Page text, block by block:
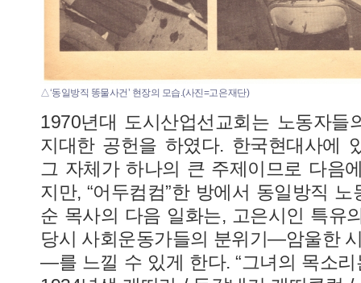
△‘동일방직 똥물사건’ 현장의 모습.(사진=고은재단)
1970년대 도시산업선교회는 노동자들
지대한 공헌을 하였다. 한국현대사에
그 자체가 하나의 큰 주제이므로 다음
지만, “어두컴컴”한 방에서 동일방직
순 목사의 다음 일화는, 고은시인 특유
당시 사회운동가들의 분위기―암울한
―를 느낄 수 있게 한다. “그녀의 목소